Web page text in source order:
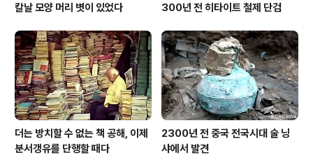
칼날 모양 머리 볏이 있었다
300년 전 히타이트 철제 단검
더는 방치할 수 없는 책 공해, 이제
분서갱유를 단행할 때다
2300년 전 중국 전국시대 술 닝
샤에서 발견